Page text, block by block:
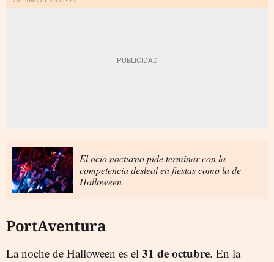
El ocio nocturno pide terminar con la
competencia desleal en fiestas como la de
Halloween
PortAventura
La noche de Halloween es el 31 de octubre. En la